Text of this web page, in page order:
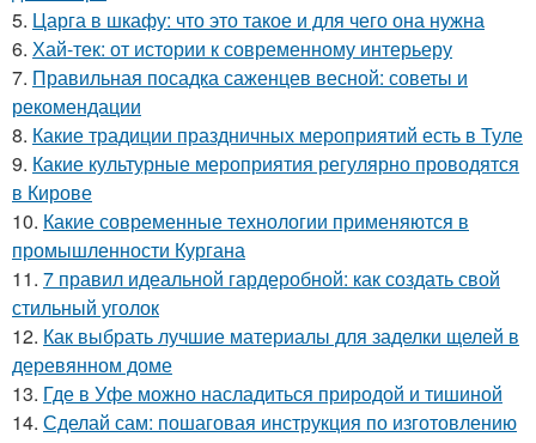
5. Царга в шкафу: что это такое и для чего она нужна
6. Хай-тек: от истории к современному интерьеру
7. Правильная посадка саженцев весной: советы и
рекомендации
8. Какие традиции праздничных мероприятий есть в Туле
9. Какие культурные мероприятия регулярно проводятся
в Кирове
10. Какие современные технологии применяются в
промышленности Кургана
11. 7 правил идеальной гардеробной: как создать свой
стильный уголок
12. Как выбрать лучшие материалы для заделки щелей в
деревянном доме
13. Где в Уфе можно насладиться природой и тишиной
14. Сделай сам: пошаговая инструкция по изготовлению